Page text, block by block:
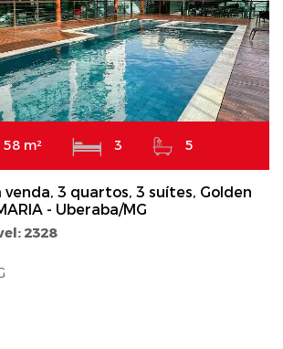
m² 3 5
3 quartos, 3 suítes, Golden
- Uberaba/MG
2328